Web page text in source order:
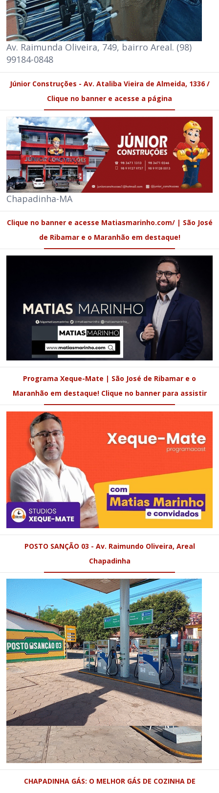
Av. Raimunda Oliveira, 749, bairro Areal. (98)
99184-0848
Júnior Construções - Av. Ataliba Vieira de Almeida, 1336 /
Clique no banner e acesse a página
Chapadinha-MA
Clique no banner e acesse Matiasmarinho.com/ | São José
de Ribamar e o Maranhão em destaque!
Programa Xeque-Mate | São José de Ribamar e o
Maranhão em destaque! Clique no banner para assistir
POSTO SANÇÃO 03 - Av. Raimundo Oliveira, Areal
Chapadinha
CHAPADINHA GÁS: O MELHOR GÁS DE COZINHA DE